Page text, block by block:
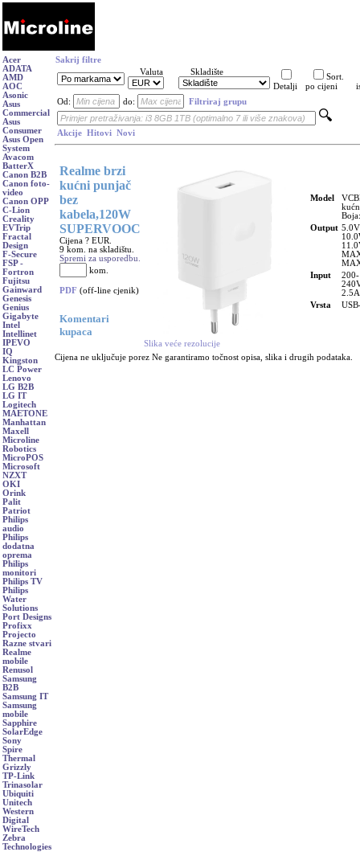
Acer
ADATA
AMD
AOC
Asonic
Asus
Commercial
Asus
Consumer
Asus Open
System
Avacom
BatterX
Canon B2B
Canon foto-
video
Canon OPP
C-Lion
Creality
EVTrip
Fractal
Design
F-Secure
FSP -
Fortron
Fujitsu
Gainward
Genesis
Genius
Gigabyte
Intel
Intellinet
IPEVO
IQ
Kingston
LC Power
Lenovo
LG B2B
LG IT
Logitech
MAETONE
Manhattan
Maxell
Microline
Robotics
MicroPOS
Microsoft
NZXT
OKI
Orink
Palit
Patriot
Philips
audio
Philips
dodatna
oprema
Philips
monitori
Philips TV
Philips
Water
Solutions
Port Designs
Profixx
Projecto
Razne stvari
Realme
mobile
Renusol
Samsung
B2B
Samsung IT
Samsung
mobile
Sapphire
SolarEdge
Sony
Spire
Thermal
Grizzly
TP-Link
Trinasolar
Ubiquiti
Unitech
Western
Digital
WireTech
Zebra
Technologies
Sakrij filtre
Valuta
Skladište
Detalji
Sort.
po cijeni
Od:
do: Filtriraj grupu
Akcije Hitovi Novi
Realme brzi
kućni punjač
bez
kabela,120W
SUPERVOOC
Cijena ? EUR.
9 kom. na skladištu.
Spremi za usporedbu.
kom.
PDF (off-line cjenik)
Komentari
kupaca
Slika veće rezolucije
Model
Output
Input
200-
2.5A
Vrsta
Cijena ne uključuje porez Ne garantiramo točnost opisa, slika i drugih podataka.